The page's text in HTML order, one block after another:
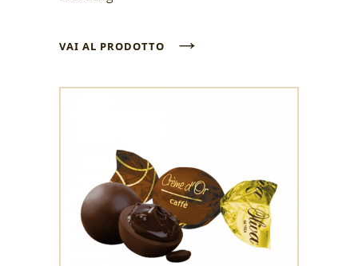
VAI AL PRODOTTO →